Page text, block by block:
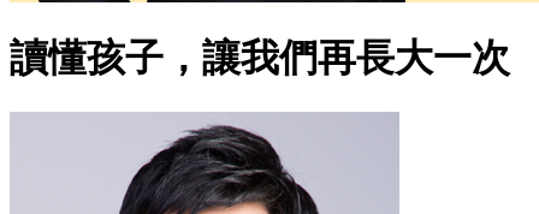
讀懂孩子，讓我們再長大一次